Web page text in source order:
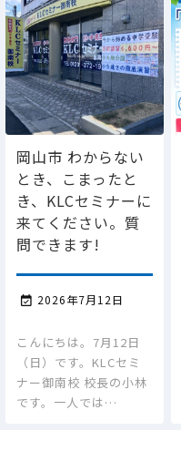
岡山市 わからない
とき、こまったと
き、KLCセミナーに
来てください。質
問できます!
 2026年7月12日
こんにちは。7月12日
（日）です。KLCセミ
ナー御南校 校長の小林
です。一人では…